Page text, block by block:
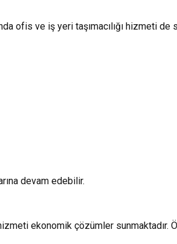
ofis ve iş yeri taşımacılığı hizmeti de
devam edebilir.
ekonomik çözümler sunmaktadır.